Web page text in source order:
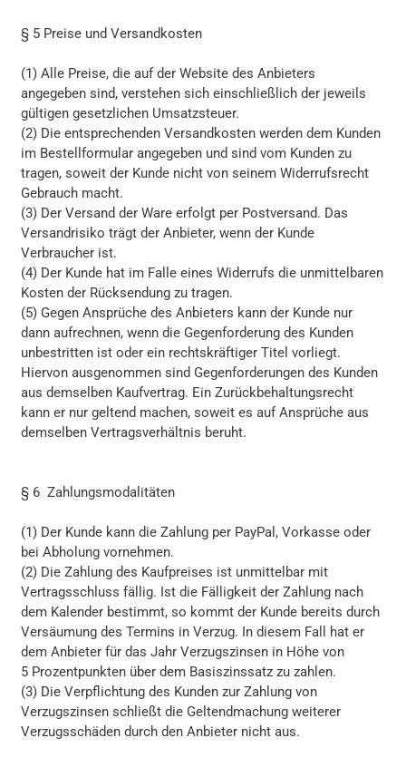
§ 5 Preise und Versandkosten
(1) Alle Preise, die auf der Website des Anbieters
angegeben sind, verstehen sich einschließlich der jeweils
gültigen gesetzlichen Umsatzsteuer.
(2) Die entsprechenden Versandkosten werden dem Kunden
im Bestellformular angegeben und sind vom Kunden zu
tragen, soweit der Kunde nicht von seinem Widerrufsrecht
Gebrauch macht.
(3) Der Versand der Ware erfolgt per Postversand. Das
Versandrisiko trägt der Anbieter, wenn der Kunde
Verbraucher ist.
(4) Der Kunde hat im Falle eines Widerrufs die unmittelbaren
Kosten der Rücksendung zu tragen.
(5) Gegen Ansprüche des Anbieters kann der Kunde nur
dann aufrechnen, wenn die Gegenforderung des Kunden
unbestritten ist oder ein rechtskräftiger Titel vorliegt.
Hiervon ausgenommen sind Gegenforderungen des Kunden
aus demselben Kaufvertrag. Ein Zurückbehaltungsrecht
kann er nur geltend machen, soweit es auf Ansprüche aus
demselben Vertragsverhältnis beruht.
§ 6 Zahlungsmodalitäten
(1) Der Kunde kann die Zahlung per PayPal, Vorkasse oder
bei Abholung vornehmen.
(2) Die Zahlung des Kaufpreises ist unmittelbar mit
Vertragsschluss fällig. Ist die Fälligkeit der Zahlung nach
dem Kalender bestimmt, so kommt der Kunde bereits durch
Versäumung des Termins in Verzug. In diesem Fall hat er
dem Anbieter für das Jahr Verzugszinsen in Höhe von
5 Prozentpunkten über dem Basiszinssatz zu zahlen.
(3) Die Verpflichtung des Kunden zur Zahlung von
Verzugszinsen schließt die Geltendmachung weiterer
Verzugsschäden durch den Anbieter nicht aus.